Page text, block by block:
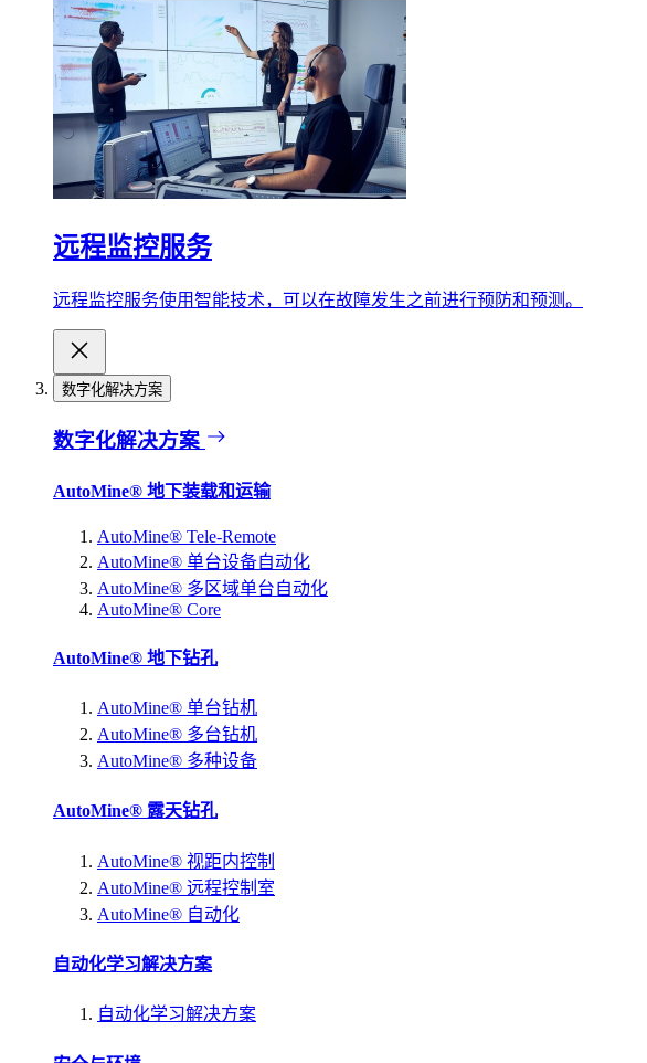
远程监控服务
远程监控服务使用智能技术，可以在故障发生之前进行预防和预测。
数字化解决方案
数字化解决方案
AutoMine® 地下装载和运输
AutoMine® Tele-Remote
AutoMine® 单台设备自动化
AutoMine® 多区域单台自动化
AutoMine® Core
AutoMine® 地下钻孔
AutoMine® 单台钻机
AutoMine® 多台钻机
AutoMine® 多种设备
AutoMine® 露天钻孔
AutoMine® 视距内控制
AutoMine® 远程控制室
AutoMine® 自动化
自动化学习解决方案
自动化学习解决方案